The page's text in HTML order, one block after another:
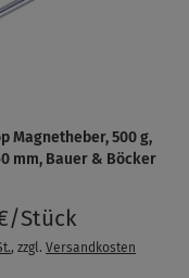
Magnetheber, 500 g,
mm, Bauer & Böcker
Stück
, zzgl.Versandkosten